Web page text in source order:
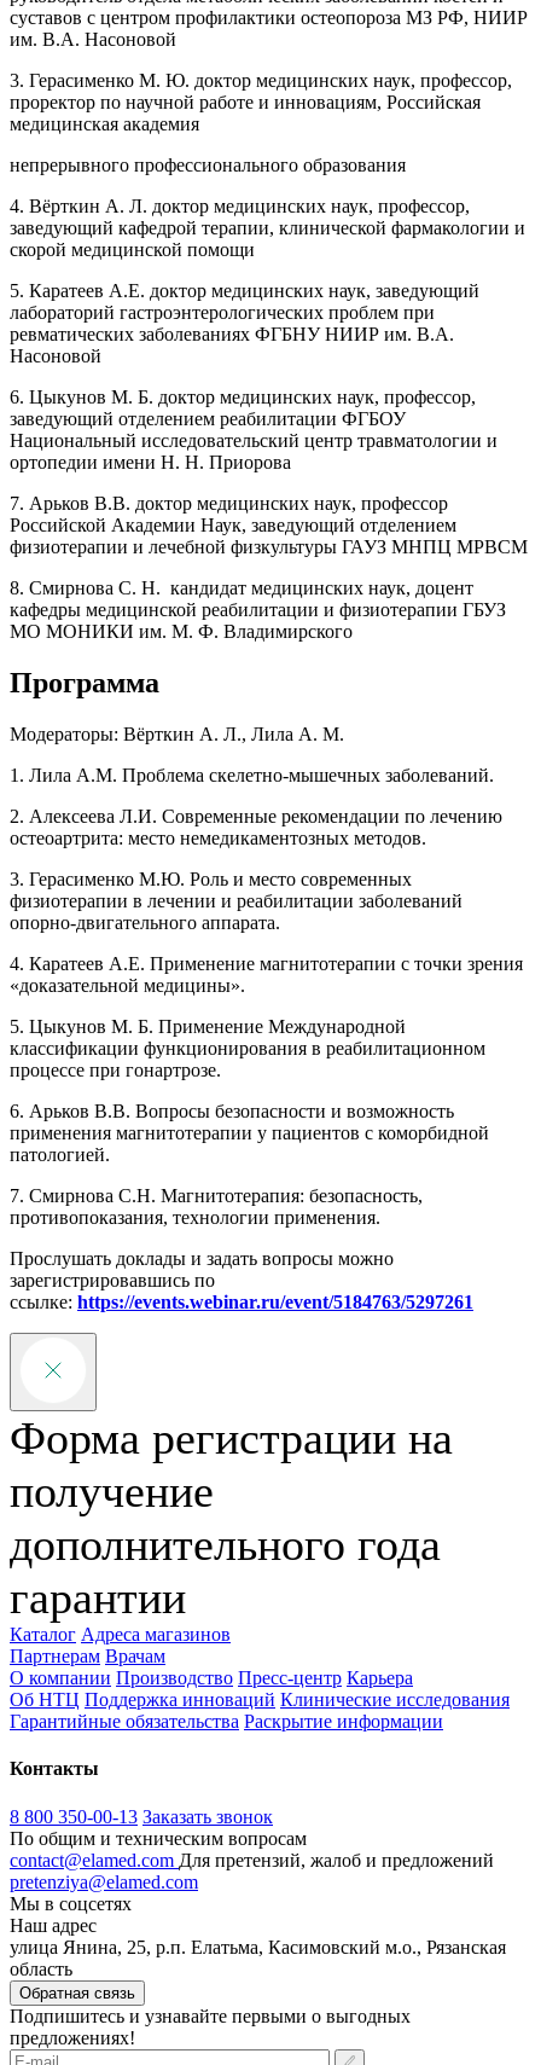
суставов с центром профилактики остеопороза МЗ РФ, НИИР
им. В.А. Насоновой
3. Герасименко М. Ю. доктор медицинских наук, профессор,
проректор по научной работе и инновациям, Российская
медицинская академия
непрерывного профессионального образования
4. Вёрткин А. Л. доктор медицинских наук, профессор,
заведующий кафедрой терапии, клинической фармакологии и
скорой медицинской помощи
5. Каратеев А.Е. доктор медицинских наук, заведующий
лабораторий гастроэнтерологических проблем при
ревматических заболеваниях ФГБНУ НИИР им. В.А.
Насоновой
6. Цыкунов М. Б. доктор медицинских наук, профессор,
заведующий отделением реабилитации ФГБОУ
Национальный исследовательский центр травматологии и
ортопедии имени Н. Н. Приорова
7. Арьков В.В. доктор медицинских наук, профессор
Российской Академии Наук, заведующий отделением
физиотерапии и лечебной физкультуры ГАУЗ МНПЦ МРВСМ
8. Смирнова С. Н. кандидат медицинских наук, доцент
кафедры медицинской реабилитации и физиотерапии ГБУЗ
МО МОНИКИ им. М. Ф. Владимирского
Программа
Модераторы: Вёрткин А. Л., Лила А. М.
1. Лила А.М. Проблема скелетно-мышечных заболеваний.
2. Алексеева Л.И. Современные рекомендации по лечению
остеоартрита: место немедикаментозных методов.
3. Герасименко М.Ю. Роль и место современных
физиотерапии в лечении и реабилитации заболеваний
опорно-двигательного аппарата.
4. Каратеев А.Е. Применение магнитотерапии с точки зрения
«доказательной медицины».
5. Цыкунов М. Б. Применение Международной
классификации функционирования в реабилитационном
процессе при гонартрозе.
6. Арьков В.В. Вопросы безопасности и возможность
применения магнитотерапии у пациентов с коморбидной
патологией.
7. Смирнова С.Н. Магнитотерапия: безопасность,
противопоказания, технологии применения.
Прослушать доклады и задать вопросы можно
зарегистрировавшись по
ссылке: https://events.webinar.ru/event/5184763/5297261
Форма регистрации на
получение
дополнительного года
гарантии
Каталог Адреса магазинов
Партнерам Врачам
О компании Производство Пресс-центр Карьера
Об НТЦ Поддержка инноваций Клинические исследования
Гарантийные обязательства Раскрытие информации
Контакты
8 800 350-00-13 Заказать звонок
По общим и техническим вопросам
contact@elamed.com Для претензий, жалоб и предложений
pretenziya@elamed.com
Мы в соцсетях
Наш адрес
улица Янина, 25, р.п. Елатьма, Касимовский м.о., Рязанская
область
Обратная связь
Подпишитесь и узнавайте первыми о выгодных
предложениях!